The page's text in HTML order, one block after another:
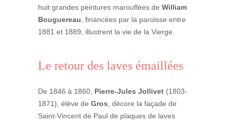
huit grandes peintures marouflées de William
Bouguereau, financées par la paroisse entre
1881 et 1889, illustrent la vie de la Vierge.
Le retour des laves émaillées
De 1846 à 1860, Pierre-Jules Jollivet(1803-
1871), élève de Gros, décore la façade de
Saint-Vincent de Paul de plaques de laves